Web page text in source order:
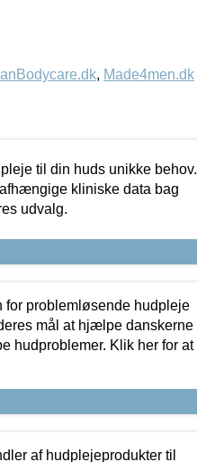
, Made4men.dk
til din huds unikke behov.
kliniske data bag
udvalg.
for problemløsende hudpleje
mål at hjælpe danskerne
hudproblemer. Klik her for at
af hudplejeprodukter til